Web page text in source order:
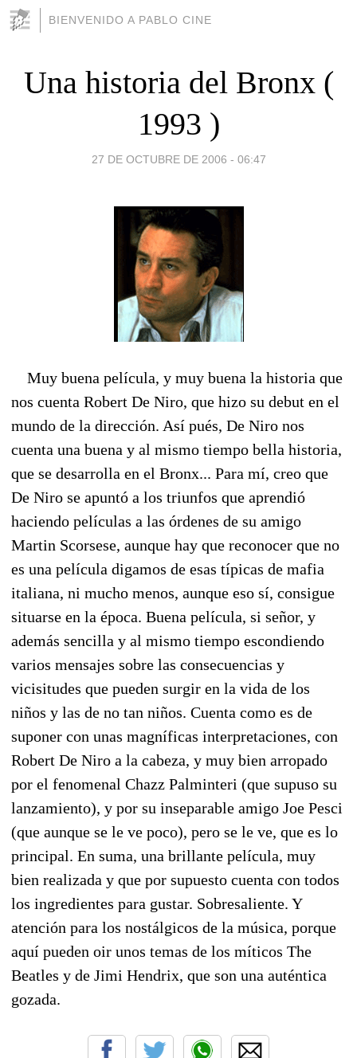
BIENVENIDO A PABLO CINE
Una historia del Bronx (
1993 )
27 DE OCTUBRE DE 2006 - 06:47
Muy buena película, y muy buena la historia que
nos cuenta Robert De Niro, que hizo su debut en el
mundo de la dirección. Así pués, De Niro nos
cuenta una buena y al mismo tiempo bella historia,
que se desarrolla en el Bronx... Para mí, creo que
De Niro se apuntó a los triunfos que aprendió
haciendo películas a las órdenes de su amigo
Martin Scorsese, aunque hay que reconocer que no
es una película digamos de esas típicas de mafia
italiana, ni mucho menos, aunque eso sí, consigue
situarse en la época. Buena película, si señor, y
además sencilla y al mismo tiempo escondiendo
varios mensajes sobre las consecuencias y
vicisitudes que pueden surgir en la vida de los
niños y las de no tan niños. Cuenta como es de
suponer con unas magníficas interpretaciones, con
Robert De Niro a la cabeza, y muy bien arropado
por el fenomenal Chazz Palminteri (que supuso su
lanzamiento), y por su inseparable amigo Joe Pesci
(que aunque se le ve poco), pero se le ve, que es lo
principal. En suma, una brillante película, muy
bien realizada y que por supuesto cuenta con todos
los ingredientes para gustar. Sobresaliente. Y
atención para los nostálgicos de la música, porque
aquí pueden oir unos temas de los míticos The
Beatles y de Jimi Hendrix, que son una auténtica
gozada.